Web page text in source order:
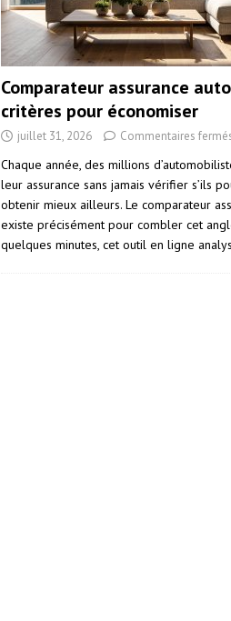
Comparateur assurance
critères pour économiser
juillet 31, 2026 Commentaires
Chaque année, des millions
leur assurance sans jamais vérifier s’ils
obtenir mieux ailleurs. Le comparateur
existe précisément pour combler cet
quelques minutes, cet outil en ligne